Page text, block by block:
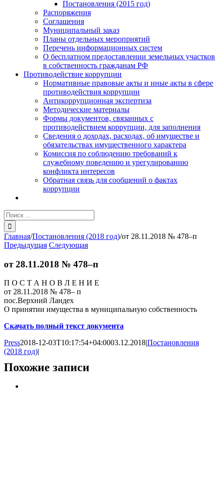
Постановления (2015 год)
Распоряжения
Соглашения
Муниципальный заказ
Планы отдельных мероприятий
Перечень информационных систем
О бесплатном предоставлении земельных участков
в собственность гражданам РФ
Противодействие коррупции
Нормативные правовые акты и иные акты в сфере
противодействия коррупции
Антикоррупционная экспертиза
Методические материалы
Формы документов, связанных с
противодействием коррупции, для заполнения
Сведения о доходах, расходах, об имуществе и
обязательствах имущественного характера
Комиссия по соблюдению требований к
служебному поведению и урегулированию
конфликта интересов
Обратная связь для сообщений о фактах
коррупции
Результат
поиска:
Главная/Постановления (2018 год)/от 28.11.2018 № 478–п
Предыдущая Следующая
от 28.11.2018 № 478–п
П О С Т А Н О В Л Е Н И Е
от 28.11.2018 № 478– п
пос.Верхний Ландех
О принятии имущества в муниципальную собственность
Скачать полный текст документа
Press2018-12-03T10:17:54+04:0003.12.2018|Постановления
(2018 год)|
Похожие записи